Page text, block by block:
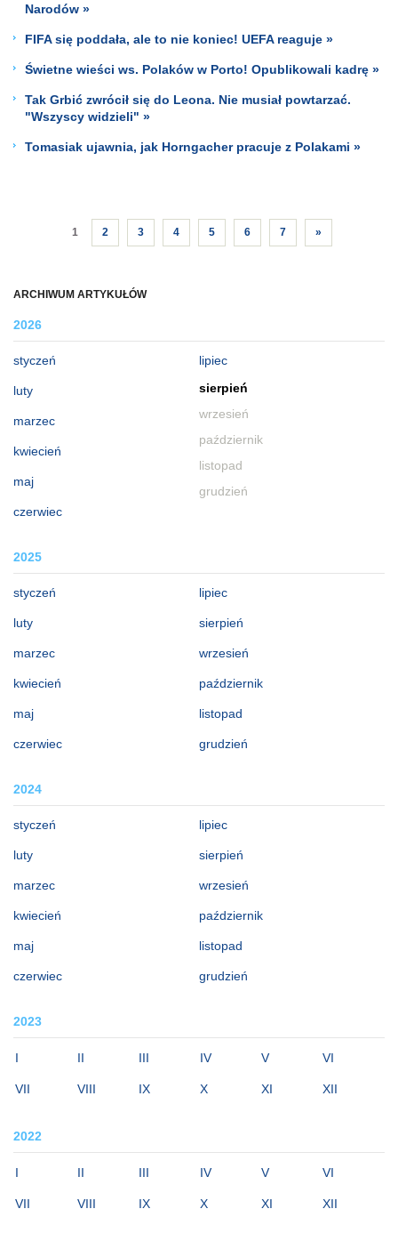
ARCHIWUM ARTYKUŁÓW
2026
styczeń
luty
marzec
kwiecień
maj
czerwiec
lipiec
sierpień
wrzesień
październik
listopad
grudzień
2025
styczeń
luty
marzec
kwiecień
maj
czerwiec
lipiec
sierpień
wrzesień
październik
listopad
grudzień
2024
styczeń
luty
marzec
kwiecień
maj
czerwiec
lipiec
sierpień
wrzesień
październik
listopad
grudzień
2023
I II III IV V VI
VII VIII IX X XI XII
2022
I II III IV V VI
VII VIII IX X XI XII
Narodów »
FIFA się poddała, ale to nie koniec! UEFA reaguje »
Świetne wieści ws. Polaków w Porto! Opublikowali kadrę »
Tak Grbić zwrócił się do Leona. Nie musiał powtarzać.
"Wszyscy widzieli" »
Tomasiak ujawnia, jak Horngacher pracuje z Polakami »
1 2 3 4 5 6 7 »